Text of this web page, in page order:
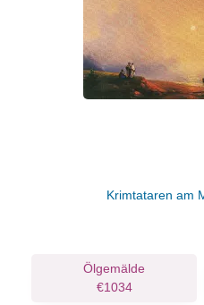
Krimtataren am
Ölgemälde
€1034